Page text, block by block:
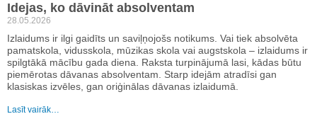
Idejas, ko dāvināt absolventam
28.05.2026
Izlaidums ir ilgi gaidīts un saviļņojošs notikums. Vai tiek absolvēta
pamatskola, vidusskola, mūzikas skola vai augstskola – izlaidums ir
spilgtākā mācību gada diena. Raksta turpinājumā lasi, kādas būtu
piemērotas dāvanas absolventam. Starp idejām atradīsi gan
klasiskas izvēles, gan oriģinālas dāvanas izlaidumā.
Lasīt vairāk…